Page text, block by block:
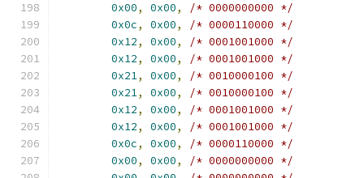
0x00, 0x00,
/* 0000000000 */
0x0c, 0x00,
/* 0000110000 */
0x12, 0x00,
/* 0001001000 */
0x12, 0x00,
/* 0001001000 */
0x21, 0x00,
/* 0010000100 */
0x21, 0x00,
/* 0010000100 */
0x12, 0x00,
/* 0001001000 */
0x12, 0x00,
/* 0001001000 */
0x0c, 0x00,
/* 0000110000 */
0x00, 0x00,
/* 0000000000 */